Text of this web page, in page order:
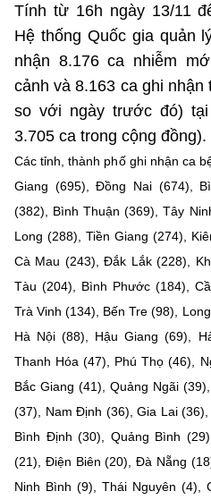
Năng lượng nguyên tử
Nhiệm vụ trọng tâm
Chọn ngôn ngữ
Vietnamese
BỘ KHOA HỌC VÀ
MINISTRY OF SCIENCE
Điều khoản sử dụng Theo dõi MST:
Giám đốc Trung tâm Truyền
Liên hệ
Địa chỉ: Ban Biên tập Cổng TTĐT
Điện thoại: 024 3936 9506
©2026 Bản quyền thuộc Bộ Khoa
(Ghi rõ nguồn "https://
website này)
Tính từ 16h ngày 13/11
Hệ thống Quốc gia quản
nhận 8.176 ca nhiễm
cảnh và 8.163 ca ghi
so với ngày trước đó)
3.705 ca trong cộng đồng).
Các tỉnh, thành phố ghi nhận ca
Giang (695), Đồng Nai (674),
(382), Bình Thuận (369), Tây
Long (288), Tiền Giang (274),
Cà Mau (243), Đắk Lắk (228),
Tàu (204), Bình Phước (184),
Trà Vinh (134), Bến Tre (98),
Hà Nội (88), Hậu Giang (69),
Thanh Hóa (47), Phú Thọ (46),
Bắc Giang (41), Quảng Ngãi
(37), Nam Định (36), Gia Lai (36),
Bình Định (30), Quảng Bình
(21), Điện Biên (20), Đà Nẵng
Ninh Bình (9), Thái Nguyên (4),